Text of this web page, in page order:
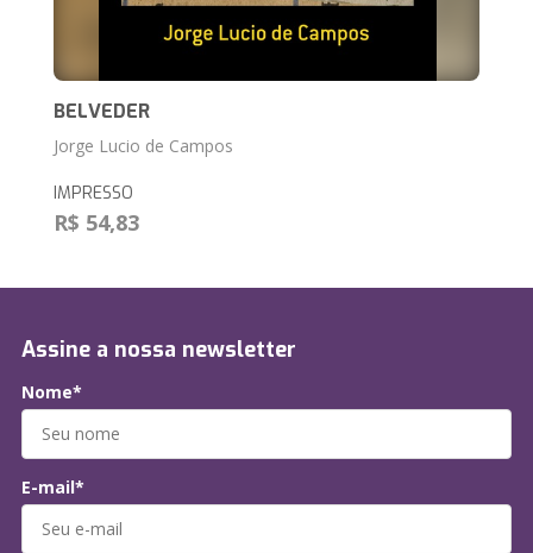
BELVEDER
Jorge Lucio de Campos
IMPRESSO
R$ 54,83
Assine a nossa newsletter
Nome*
E-mail*